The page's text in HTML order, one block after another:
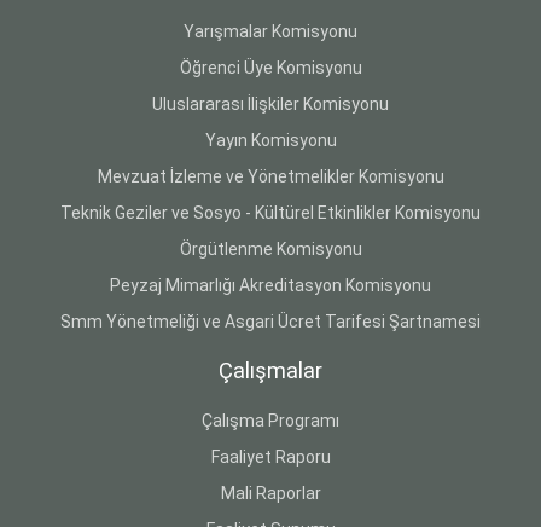
Yarışmalar Komisyonu
Öğrenci Üye Komisyonu
Uluslararası İlişkiler Komisyonu
Yayın Komisyonu
Mevzuat İzleme ve Yönetmelikler Komisyonu
Teknik Geziler ve Sosyo - Kültürel Etkinlikler Komisyonu
Örgütlenme Komisyonu
Peyzaj Mimarlığı Akreditasyon Komisyonu
Smm Yönetmeliği ve Asgari Ücret Tarifesi Şartnamesi
Çalışmalar
Çalışma Programı
Faaliyet Raporu
Mali Raporlar